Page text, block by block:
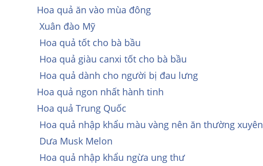
Hoa quả ăn vào mùa đông
Xuân đào Mỹ
Hoa quả tốt cho bà bầu
Hoa quả giàu canxi tốt cho bà bầu
Hoa quả dành cho người bị đau lưng
Hoa quả ngon nhất hành tinh
Hoa quả Trung Quốc
Hoa quả nhập khẩu màu vàng nên ăn thường xuyên
Dưa Musk Melon
Hoa quả nhập khẩu ngừa ung thư